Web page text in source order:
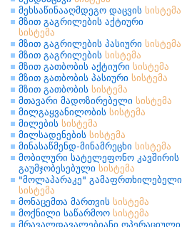
მეხსაწინააღმდეგო დაცვის სისტემა
მზით გაგრილების აქტიური
სისტემა
მზით გაგრილების პასიური სისტემა
მზით გაგრილების სისტემა
მზით გათბობის აქტიური სისტემა
მზით გათბობის პასიური სისტემა
მზით გათბობის სისტემა
მთავარი მადოზირებელი სისტემა
მილგაყვანილობის სისტემა
მილების სისტემა
მილსადენების სისტემა
მინასაწმენდ-მინამრეცხი სისტემა
მობილური სატელეფონო კავშირის
გაუმჯობესებული სისტემა
"მოლაპარაკე" გამაფრთხილებელი
სისტემა
მონაცემთა მართვის სისტემა
მოქნილი საწარმოო სისტემა
მრავალდავალებიანი ოპერაციული